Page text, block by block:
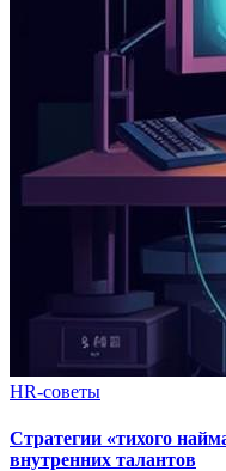
HR-советы
Стратегии «тихого
внутренних талантов